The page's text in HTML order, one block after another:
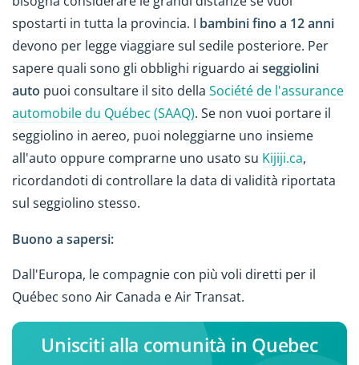
spostarti in tutta la provincia. I bambini fino a 12 anni
devono per legge viaggiare sul sedile posteriore. Per
sapere quali sono gli obblighi riguardo ai seggiolini
auto puoi consultare il sito della Société de l'assurance
automobile du Québec (SAAQ). Se non vuoi portare il
seggiolino in aereo, puoi noleggiarne uno insieme
all'auto oppure comprarne uno usato su Kijiji.ca,
ricordandoti di controllare la data di validità riportata
sul seggiolino stesso.
Buono a sapersi:
Dall'Europa, le compagnie con più voli diretti per il
Québec sono Air Canada e Air Transat.
Unisciti alla comunità in Quebec